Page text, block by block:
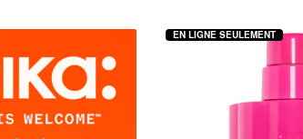
EN LIGNE SEULEMENT